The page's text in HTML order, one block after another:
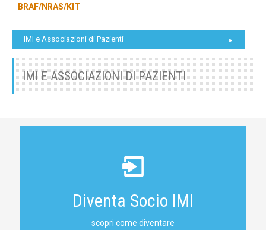
BRAF/NRAS/KIT
IMI e Associazioni di Pazienti
IMI E ASSOCIAZIONI DI PAZIENTI
Diventa Socio IMI
scopri come diventare